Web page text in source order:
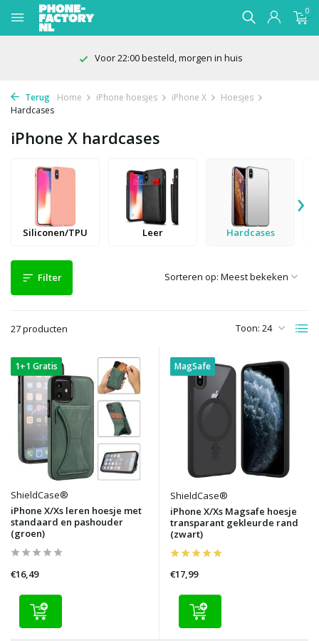
0
100 dagen bedenktijd
Terug Home iPhone hoesjes iPhone X
Hoesjes
Hardcases
iPhone X hardcases
Siliconen/TPU Leer Hardcases
›
Filter
27 producten Toon:
Sorteren op:
1+1 Gratis
ShieldCase®
iPhone X/Xs leren hoesje met
standaard en pashouder
(groen)
€16,49
MagSafe
ShieldCase®
iPhone X/Xs Magsafe hoesje
transparant gekleurde rand
(zwart)
€17,99